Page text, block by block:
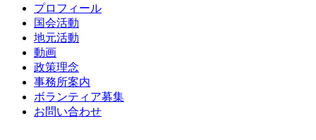
プロフィール
国会活動
地元活動
動画
政策理念
事務所案内
ボランティア募集
お問い合わせ